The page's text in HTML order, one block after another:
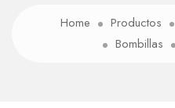
Home Productos
Bombillas